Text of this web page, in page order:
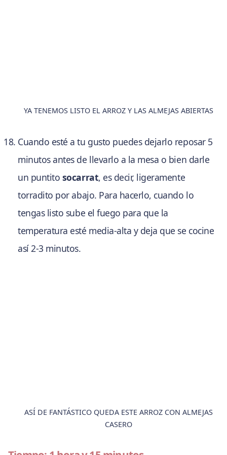
YA TENEMOS LISTO EL ARROZ Y LAS ALMEJAS ABIERTAS
Cuando esté a tu gusto puedes dejarlo reposar 5
minutos antes de llevarlo a la mesa o bien darle
un puntito socarrat, es decir, ligeramente
torradito por abajo. Para hacerlo, cuando lo
tengas listo sube el fuego para que la
temperatura esté media-alta y deja que se cocine
así 2-3 minutos.
ASÍ DE FANTÁSTICO QUEDA ESTE ARROZ CON ALMEJAS
CASERO